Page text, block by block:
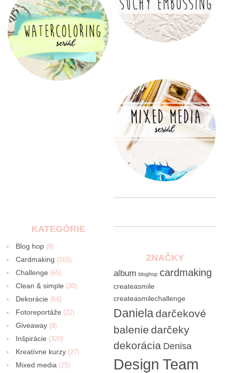
KATEGÓRIE
Blog hop (9)
Cardmaking (165)
Challenge (65)
Clean & simple (30)
Dekorácie (64)
Fotoreportáže (22)
Giveaway (9)
Inšpirácie (320)
Kreatívne kurzy (27)
Mixed media (25)
ZNAČKY
album bloghop cardmaking
createasmile
createasmilechallenge
Daniela darčekové
balenie darčeky
dekorácia Denisa
Design Team